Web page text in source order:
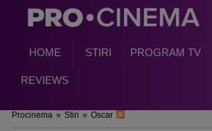
HOME STIRI PROGRAM TV
REVIEWS
Procinema » Stiri » Oscar